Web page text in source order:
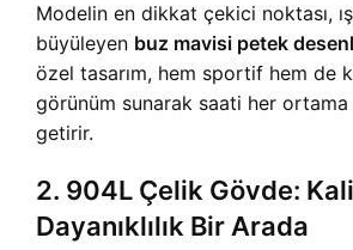
Modelin en dikkat çekici noktası,
büyüleyen buz mavisi petek
özel tasarım, hem sportif hem de
görünüm sunarak saati her
getirir.
2. 904L Çelik Gövde:
Dayanıklılık Bir Arada